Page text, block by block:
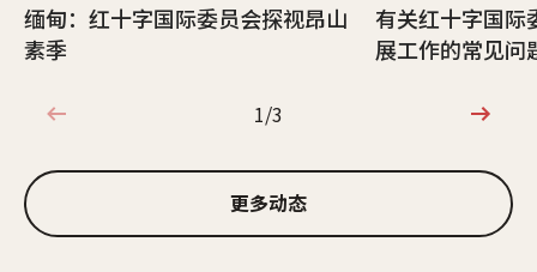
缅甸：红十字国际委员会探视昂山
素季
有关红十字国际
展工作的常见问
1/3
1/3
更多动态